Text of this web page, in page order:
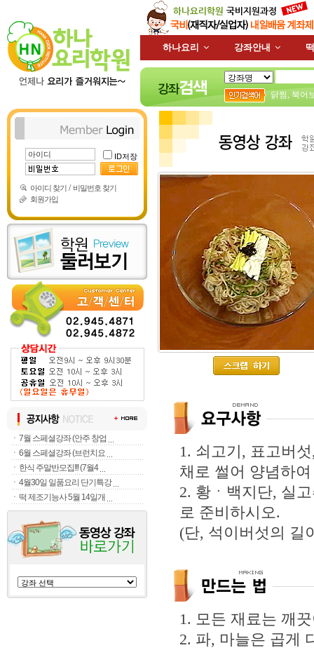
하나요리 강좌안내
닭찜 북어
ID저장
아이디 찾기 / 비밀번호 찾기
회원가입
ㆍ 7월 스페셜강좌 (안주 창업
ㆍ 6월 스페셜강좌 (브런치요
ㆍ 한식 주말반모집!!! (7월4
ㆍ 4월30일 일품요리 단기특강
ㆍ 떡 제조기능사 5월 14일개
1. 쇠고기, 표고버
채로 썰어 양념하
2. 황ㆍ백지단, 실
로 준비하시오.
(단, 석이버섯의 길
1. 모든 재료는 깨
2. 파, 마늘은 곱게